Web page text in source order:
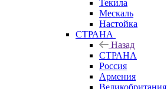
Текила
Мескаль
Настойка
СТРАНА
Назад
СТРАНА
Россия
Армения
Великобритания